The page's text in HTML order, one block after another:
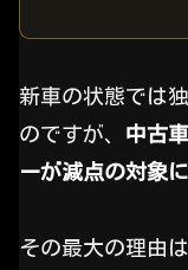
新車の状態では
のですが、 中古
ーが減点の対象
その最大の理由は